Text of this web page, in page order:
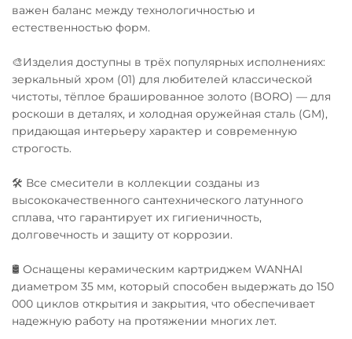
важен баланс между технологичностью и
естественностью форм.
🎨Изделия доступны в трёх популярных исполнениях:
зеркальный хром (01) для любителей классической
чистоты, тёплое брашированное золото (BORO) — для
роскоши в деталях, и холодная оружейная сталь (GM),
придающая интерьеру характер и современную
строгость.
🛠️ Все смесители в коллекции созданы из
высококачественного сантехнического латунного
сплава, что гарантирует их гигиеничность,
долговечность и защиту от коррозии.
🛢️ Оснащены керамическим картриджем WANHAI
диаметром 35 мм, который способен выдержать до 150
000 циклов открытия и закрытия, что обеспечивает
надежную работу на протяжении многих лет.